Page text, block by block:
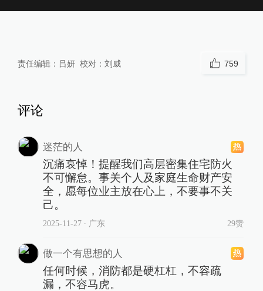
责任编辑： 吕妍 校对： 刘威 759
评论
迷茫的人
沉痛哀悼！提醒我们高层密集住宅防火
不可懈怠。事关个人及家庭生命财产安
全，愿每位业主放在心上，不要事不关
己。
2025-11-27∙ 广东 29赞
做一个有思想的人
任何时候，消防都是硬杠杠，不容疏
漏，不容马虎。